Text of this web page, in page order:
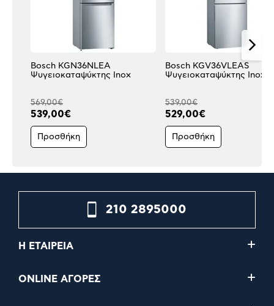
Bosch KGN36NLEA
Ψυγειοκαταψύκτης Inox
569,00€
539,00€
Προσθήκη
Bosch KGV36VLEAS
Ψυγειοκαταψύκτης Inox
539,00€
529,00€
Προσθήκη
210 2895000
Η ΕΤΑΙΡΕΙΑ
ONLINE ΑΓΟΡΕΣ